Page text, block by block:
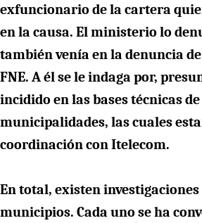
exfuncionario de la cartera
en la causa. El ministerio lo
también venía en la denuncia
FNE. A él se le indaga por,
incidido en las bases técnicas
municipalidades, las cuales
coordinación con Itelecom.
En total, existen investigaciones
municipios. Cada uno se ha